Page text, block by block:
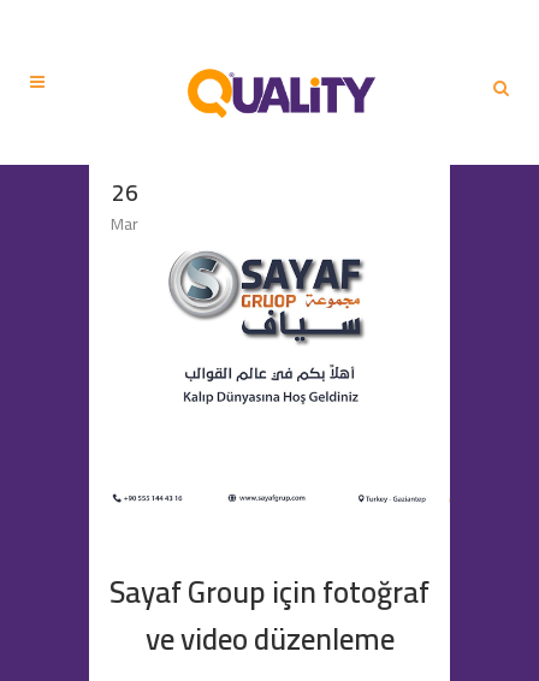
26
Mar
Sayaf Group için fotoğraf
ve video düzenleme